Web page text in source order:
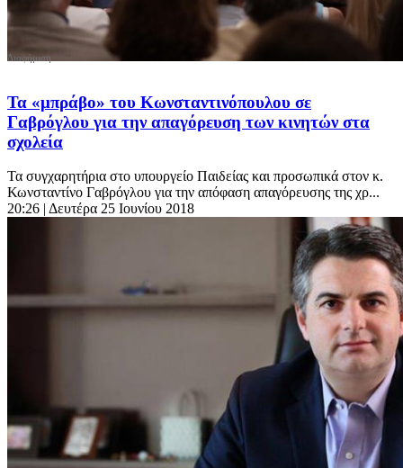
Τα «μπράβο» του Κωνσταντινόπουλου σε
Γαβρόγλου για την απαγόρευση των κινητών στα
σχολεία
Τα συγχαρητήρια στο υπουργείο Παιδείας και προσωπικά στον κ.
Κωνσταντίνο Γαβρόγλου για την απόφαση απαγόρευσης της χρ...
20:26 | Δευτέρα 25 Ιουνίου 2018